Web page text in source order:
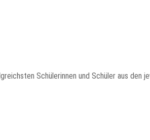
Schülerinnen und Schüler aus den